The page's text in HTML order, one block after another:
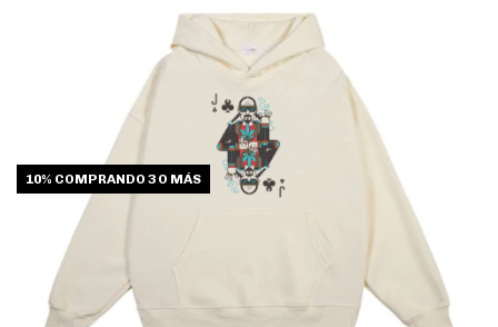
10% COMPRANDO 3 O MÁS